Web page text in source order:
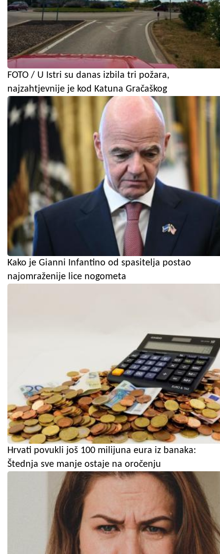
FOTO / U Istri su danas izbila tri požara,
najzahtjevnije je kod Katuna Gračaškog
Kako je Gianni Infantino od spasitelja postao
najomraženije lice nogometa
Hrvati povukli još 100 milijuna eura iz banaka:
Štednja sve manje ostaje na oročenju